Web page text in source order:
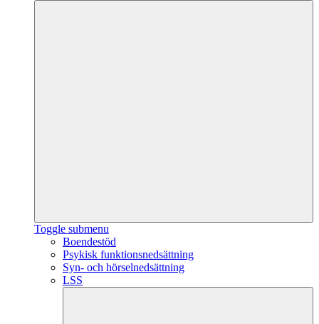
Toggle submenu
Boendestöd
Psykisk funktionsnedsättning
Syn- och hörselnedsättning
LSS